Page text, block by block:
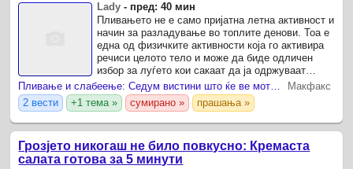
Lady - пред: 40 мин
Пливањето не е само пријатна летна активност и
начин за разладување во топлите денови. Тоа е
една од физичките активности која го активира
речиси целото тело и може да биде одличен
избор за луѓето кои сакаат да ја одржуваат
телесната тежина, да ја подобрат кондицијата и
да ...
Пливање и слабеење: Седум вистини што ќе ве мотивираат
Макфакс
2 вести
+1 тема » сумирано » прашања »
Грозјето никогаш не било повкусно: Кремаста
салата готова за 5 минути